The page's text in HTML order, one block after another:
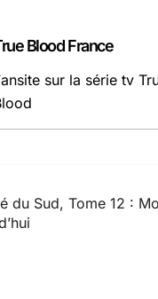
Blood France
sur la série tv
du Sud, Tome 12 :